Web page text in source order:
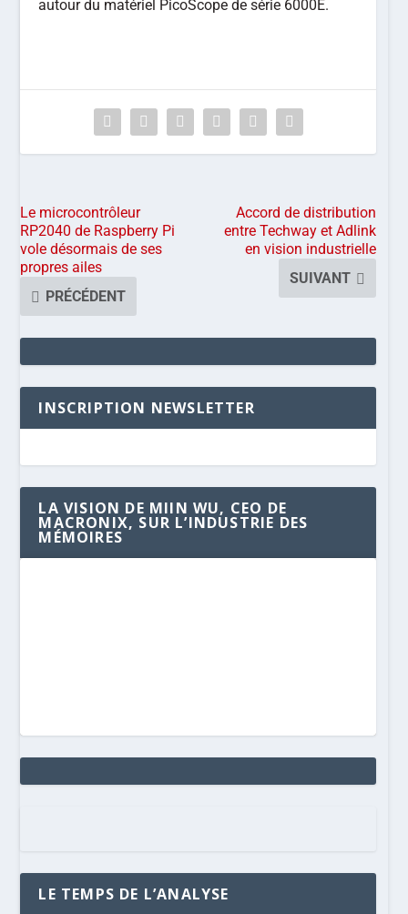
autour du matériel PicoScope de série 6000E.
Le microcontrôleur
RP2040 de Raspberry Pi
vole désormais de ses
propres ailes
PRÉCÉDENT
Accord de distribution
entre Techway et Adlink
en vision industrielle
SUIVANT
INSCRIPTION NEWSLETTER
LA VISION DE MIIN WU, CEO DE
MACRONIX, SUR L’INDUSTRIE DES
MÉMOIRES
LE TEMPS DE L’ANALYSE